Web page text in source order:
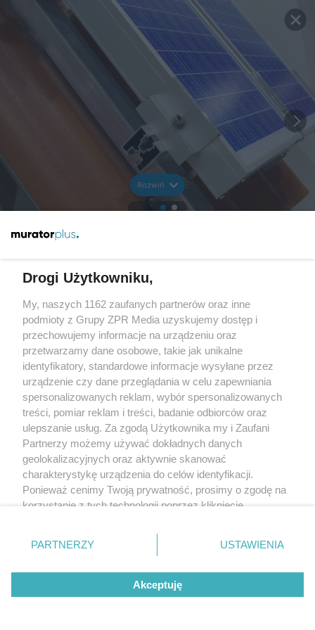
Rozwiń
Drogi Użytkowniku,
My, naszych 1162 zaufanych partnerów oraz inne
podmioty z Grupy ZPR Media uzyskujemy dostęp i
przechowujemy informacje na urządzeniu oraz
przetwarzamy dane osobowe, takie jak unikalne
identyfikatory, standardowe informacje wysyłane przez
urządzenie czy dane przeglądania w celu zapewniania
spersonalizowanych reklam, wybór spersonalizowanych
treści, pomiar reklam i treści, badanie odbiorców oraz
ulepszanie usług. Za zgodą Użytkownika my i Zaufani
Partnerzy możemy używać dokładnych danych
geolokalizacyjnych oraz aktywnie skanować
charakterystykę urządzenia do celów identyfikacji.
Ponieważ cenimy Twoją prywatność, prosimy o zgodę na
korzystanie z tych technologii poprzez kliknięcie
zmienić/wycofać klikając przycisk ustawień prywatności
znajdujący się w lewym dolnym rogu strony
rodzaje przetwarzania danych nie wymagają zgody
użytkownika, ale masz prawo sprzeciwić się takiemu
przetwarzaniu. Preferencje będą miały zastosowanie tylko
PARTNERZY USTAWIENIA
Akceptuję